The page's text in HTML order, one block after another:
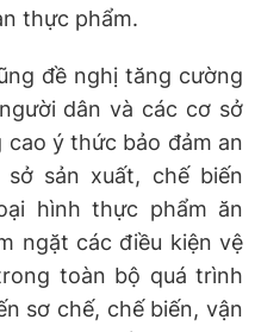
thực phẩm.
đề nghị tăng cường
dân và các cơ sở
cao ý thức bảo đảm an
sản xuất, chế biến
hình thực phẩm ăn
ngặt các điều kiện vệ
toàn bộ quá trình
sơ chế, chế biến, vận